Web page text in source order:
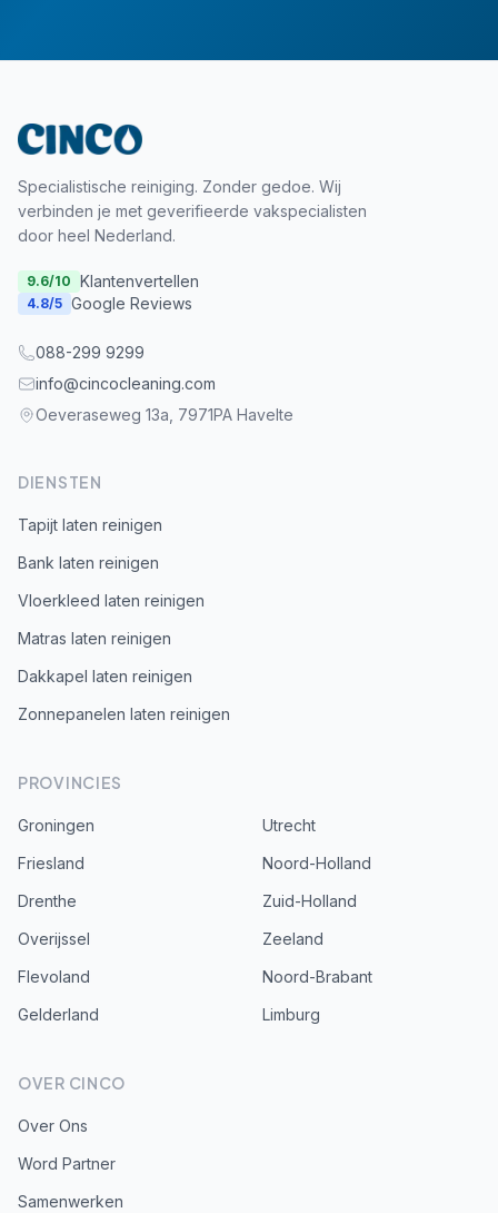
Specialistische reiniging. Zonder gedoe. Wij
verbinden je met geverifieerde vakspecialisten
door heel Nederland.
9.6/10 Klantenvertellen
4.8/5 Google Reviews
088-299 9299
info@cincocleaning.com
Oeveraseweg 13a, 7971PA Havelte
DIENSTEN
Tapijt laten reinigen
Bank laten reinigen
Vloerkleed laten reinigen
Matras laten reinigen
Dakkapel laten reinigen
Zonnepanelen laten reinigen
PROVINCIES
Groningen
Friesland
Drenthe
Overijssel
Flevoland
Gelderland
Utrecht
Noord-Holland
Zuid-Holland
Zeeland
Noord-Brabant
Limburg
OVER CINCO
Over Ons
Word Partner
Samenwerken